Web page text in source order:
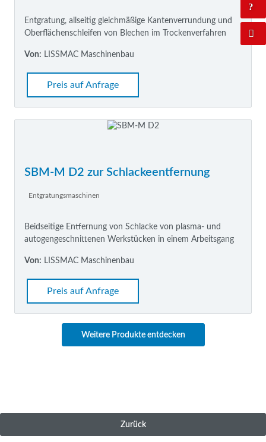
Entgratung, allseitig gleichmäßige Kantenverrundung und
Oberflächenschleifen von Blechen im Trockenverfahren
Von: LISSMAC Maschinenbau
Preis auf Anfrage
SBM-M D2 zur Schlackeentfernung
Entgratungsmaschinen
Beidseitige Entfernung von Schlacke von plasma- und
autogengeschnittenen Werkstücken in einem Arbeitsgang
Von: LISSMAC Maschinenbau
Preis auf Anfrage
Weitere Produkte entdecken
Zurück